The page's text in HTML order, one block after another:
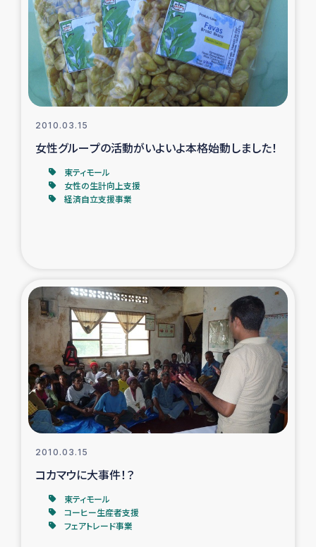
トルコ・シリア地震被災者支援
デニヤヤ小規模紅茶農家支援
コーヒー生産者支援
アイナロ県マウベシ郡でのコーヒー畑改善事業
ベイルート大規模爆発被災者支援
女性の生計向上支援
2010.03.15
女性グループの活動がいよいよ本格始動しました！
東ティモール
女性の生計向上支援
経済自立支援事業
2010.03.15
コカマウに大事件！？
東ティモール
コーヒー生産者支援
フェアトレード事業